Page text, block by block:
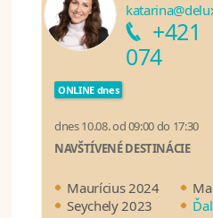
074
ONLINE dnes
dnes 10.08. od 09:00 do 17:30
NAVŠTÍVENÉ DESTINÁCIE
Maurícius 2024
Seychely 2023